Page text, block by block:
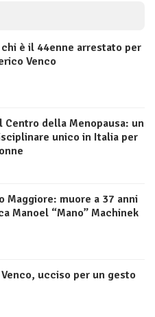
è il 44enne arrestato per
Venco
Centro della Menopausa: un
unico in Italia per
Maggiore: muore a 37 anni
Manoel “Mano” Machinek
ucciso per un gesto